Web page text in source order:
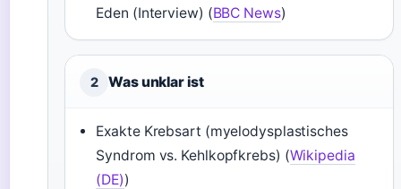
Eden (Interview) (BBC News)
2 Was unklar ist
Exakte Krebsart (myelodysplastisches
Syndrom vs. Kehlkopfkrebs) (Wikipedia
(DE))